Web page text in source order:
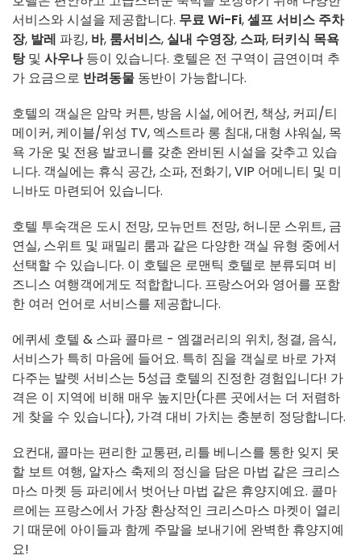
서비스와 시설을 제공합니다. 무료 Wi-Fi,셀프 서비스 주차
장, 발레 파킹, 바, 룸서비스, 실내 수영장, 스파, 터키식 목욕
탕및 사우나등이 있습니다. 호텔은 전 구역이 금연이며 추
가 요금으로 반려동물 동반이 가능합니다.
호텔의 객실은 암막 커튼, 방음 시설, 에어컨, 책상, 커피/티
메이커, 케이블/위성 TV, 엑스트라 롱 침대, 대형 샤워실, 목
욕 가운 및 전용 발코니를 갖춘 완비된 시설을 갖추고 있습
니다. 객실에는 휴식 공간, 소파, 전화기, VIP 어메니티 및 미
니바도 마련되어 있습니다.
호텔 투숙객은 도시 전망, 모뉴먼트 전망, 허니문 스위트, 금
연실, 스위트 및 패밀리 룸과 같은 다양한 객실 유형 중에서
선택할 수 있습니다. 이 호텔은 로맨틱 호텔로 분류되며 비
즈니스 여행객에게도 적합합니다. 프랑스어와 영어를 포함
한 여러 언어로 서비스를 제공합니다.
에퀴세 호텔 & 스파 콜마르 - 엠갤러리의 위치, 청결, 음식,
서비스가 특히 마음에 들어요. 특히 짐을 객실로 바로 가져
다주는 발렛 서비스는 5성급 호텔의 진정한 경험입니다! 가
격은 이 지역에 비해 매우 높지만(다른 곳에서는 더 저렴하
게 찾을 수 있습니다), 가격 대비 가치는 충분히 정당합니다.
요컨대, 콜마는 편리한 교통편, 리틀 베니스를 통한 잊지 못
할 보트 여행, 알자스 축제의 정신을 담은 마법 같은 크리스
마스 마켓 등 파리에서 벗어난 마법 같은 휴양지예요. 콜마
르에는 프랑스에서 가장 환상적인 크리스마스 마켓이 열리
기 때문에 아이들과 함께 주말을 보내기에 완벽한 휴양지예
요!